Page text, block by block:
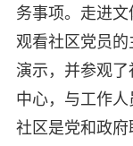
务事项。走进文
观看社区党员
演示，并参观
中心，与工作人
社区是党和政府